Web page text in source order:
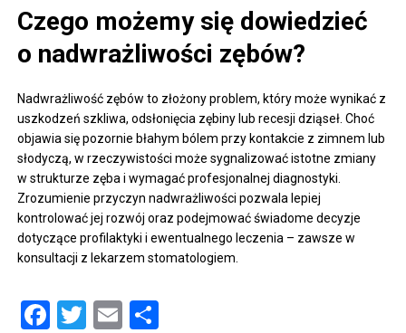
Czego możemy się dowiedzieć
o nadwrażliwości zębów?
Nadwrażliwość zębów to złożony problem, który może wynikać z
uszkodzeń szkliwa, odsłonięcia zębiny lub recesji dziąseł. Choć
objawia się pozornie błahym bólem przy kontakcie z zimnem lub
słodyczą, w rzeczywistości może sygnalizować istotne zmiany
w strukturze zęba i wymagać profesjonalnej diagnostyki.
Zrozumienie przyczyn nadwrażliwości pozwala lepiej
kontrolować jej rozwój oraz podejmować świadome decyzje
dotyczące profilaktyki i ewentualnego leczenia – zawsze w
konsultacji z lekarzem stomatologiem.
Facebook
Twitter
Email